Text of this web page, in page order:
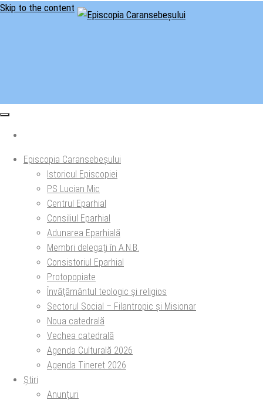
Skip to the content
Episcopia Caransebeșului
Istoricul Episcopiei
PS Lucian Mic
Centrul Eparhial
Consiliul Eparhial
Adunarea Eparhială
Membri delegaţi în A.N.B.
Consistoriul Eparhial
Protopopiate
Învăţământul teologic şi religios
Sectorul Social – Filantropic și Misionar
Noua catedrală
Vechea catedrală
Agenda Culturală 2026
Agenda Tineret 2026
Știri
Anunțuri